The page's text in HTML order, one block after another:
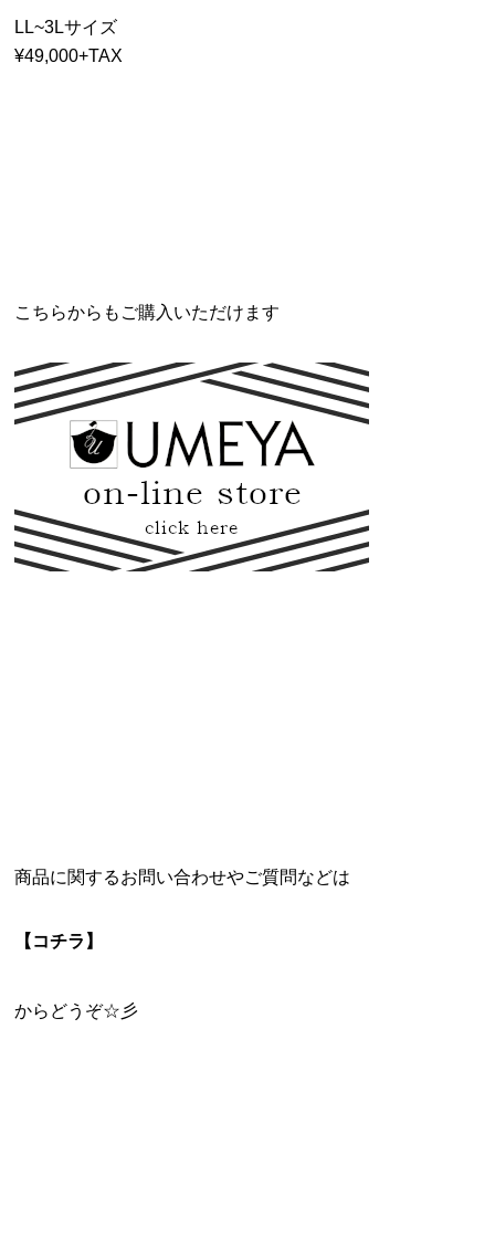
LL~3Lサイズ
¥49,000+TAX
こちらからもご購入いただけます
商品に関するお問い合わせやご質問などは
【コチラ】
からどうぞ☆彡